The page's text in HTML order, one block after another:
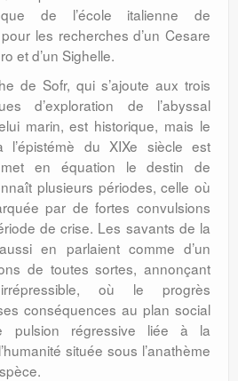
de l’école italienne de
les recherches d’un Cesare
et d’un Sighelle.
de Sofr, qui s’ajoute aux trois
d’exploration de l’abyssal
marin, est historique, mais le
l’épistémè du XIXe siècle est
en équation le destin de
plusieurs périodes, celle où
par de fortes convulsions
de crise. Les savants de la
en parlaient comme d’un
de toutes sortes, annonçant
où le progrès
conséquences au plan social
pulsion régressive liée à la
située sous l’anathème